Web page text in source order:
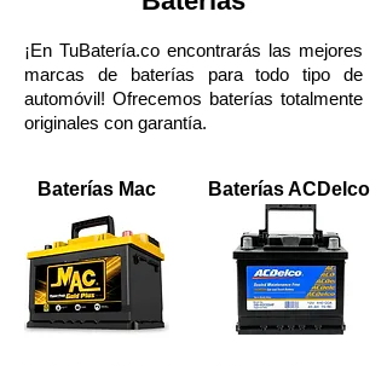
¡En TuBatería.co encontrarás las mejores
marcas de baterías para todo tipo de
automóvil! Ofrecemos baterías totalmente
originales con garantía.
Baterías Mac Baterías ACDelco